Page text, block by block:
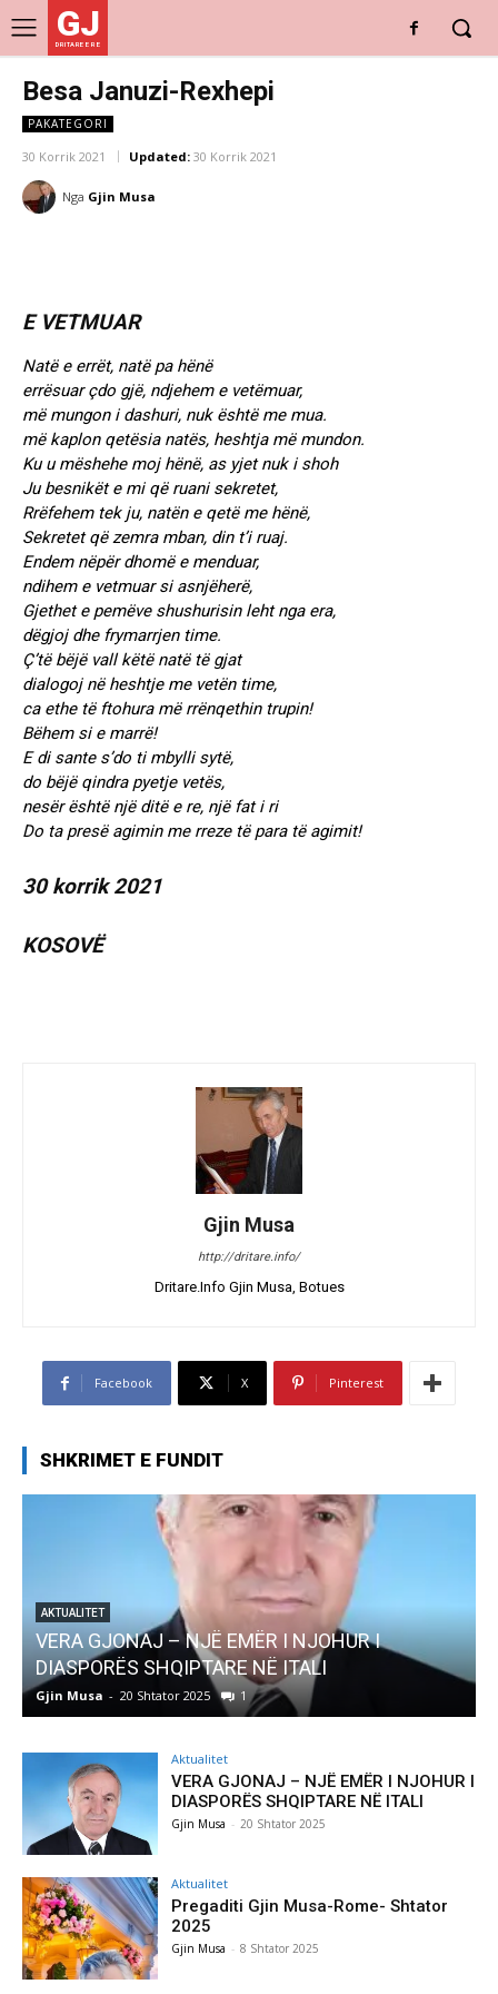
GJ
DRITARE E RE
Besa Januzi-Rexhepi
PAKATEGORI
30 Korrik 2021 Updated: 30 Korrik 2021
Nga Gjin Musa
E VETMUAR
Natë e errët, natë pa hënë
errësuar çdo gjë, ndjehem e vetëmuar,
më mungon i dashuri, nuk është me mua.
më kaplon qetësia natës, heshtja më mundon.
Ku u mëshehe moj hënë, as yjet nuk i shoh
Ju besnikët e mi që ruani sekretet,
Rrëfehem tek ju, natën e qetë me hënë,
Sekretet që zemra mban, din t’i ruaj.
Endem nëpër dhomë e menduar,
ndihem e vetmuar si asnjëherë,
Gjethet e pemëve shushurisin leht nga era,
dëgjoj dhe frymarrjen time.
Ç’të bëjë vall këtë natë të gjat
dialogoj në heshtje me vetën time,
ca ethe të ftohura më rrënqethin trupin!
Bëhem si e marrë!
E di sante s’do ti mbylli sytë,
do bëjë qindra pyetje vetës,
nesër është një ditë e re, një fat i ri
Do ta presë agimin me rreze të para të agimit!
30 korrik 2021
KOSOVË
Gjin Musa
http://dritare.info/
Dritare.Info Gjin Musa, Botues
Facebook X Pinterest
SHKRIMET E FUNDIT
I
AKTUALITET
Pregaditi Gjin Musa-Rome- Shtator
Gjin Musa - 8 Shtator 2025
Aktualitet
VERA GJONAJ – NJË EMËR I NJOHUR I
DIASPORËS SHQIPTARE NË ITALI
Gjin Musa - 20 Shtator 2025
Aktualitet
Pregaditi Gjin Musa-Rome- Shtator
2025
Gjin Musa - 8 Shtator 2025